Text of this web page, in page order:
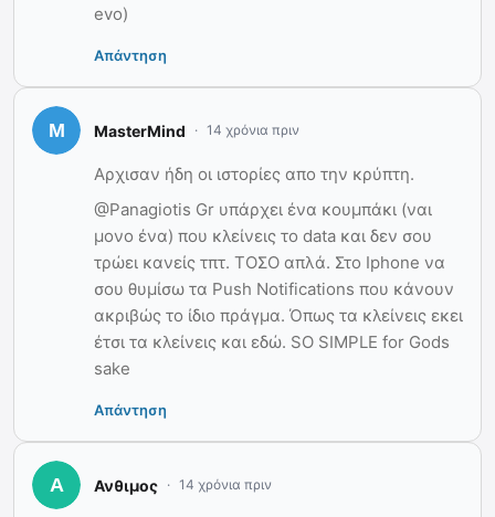
evo)
Απάντηση
MasterMind 14 χρόνια πριν
Αρχισαν ήδη οι ιστορίες απο την κρύπτη.
@Panagiotis Gr υπάρχει ένα κουμπάκι (ναι
μονο ένα) που κλείνεις το data και δεν σου
τρώει κανείς τπτ. ΤΟΣΟ απλά. Στο Iphone να
σου θυμίσω τα Push Notifications που κάνουν
ακριβώς το ίδιο πράγμα. Όπως τα κλείνεις εκει
έτσι τα κλείνεις και εδώ. SO SIMPLE for Gods
sake
Απάντηση
Ανθιμος 14 χρόνια πριν